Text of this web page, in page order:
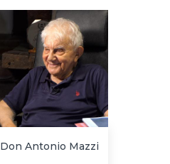
Don Antonio Mazzi